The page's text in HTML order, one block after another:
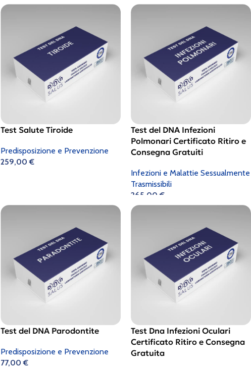
Test Salute Tiroide
Predisposizione e Prevenzione
259,00€
Test del DNA Infezioni
Polmonari Certificato Ritiro e
Consegna Gratuiti
Infezioni e Malattie Sessualmente
Trasmissibili
265,00€
Test del DNA Parodontite
Predisposizione e Prevenzione
77,00€
Test Dna Infezioni Oculari
Certificato Ritiro e Consegna
Gratuita